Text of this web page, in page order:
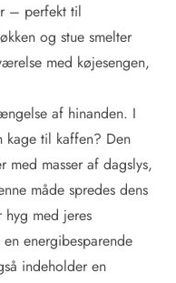
– perfekt til
og stue smelter
med køjesengen,
af hinanden. I
kage til kaffen? Den
med masser af dagslys,
måde spredes dens
med jeres
energibesparende
indeholder en